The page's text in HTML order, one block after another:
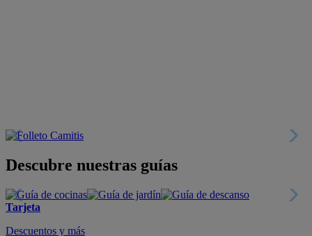
Descubre nuestras guías
Tarjeta
Descuentos y más